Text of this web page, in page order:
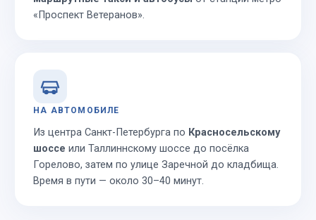
«Проспект Ветеранов».
НА АВТОМОБИЛЕ
Из центра Санкт-Петербурга по Красносельскому
шоссе или Таллиннскому шоссе до посёлка
Горелово, затем по улице Заречной до кладбища.
Время в пути — около 30–40 минут.